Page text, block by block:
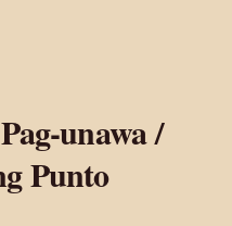
unawa /
Punto